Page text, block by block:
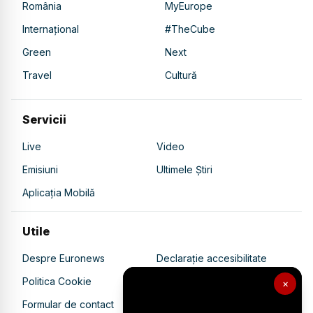
×
România
MyEurope
Internațional
#TheCube
Green
Next
Travel
Cultură
Servicii
Live
Video
Emisiuni
Ultimele Știri
Aplicația Mobilă
Utile
Despre Euronews
Declarație accesibilitate
Politica Cookie
Politica de confidențialitate
Formular de contact